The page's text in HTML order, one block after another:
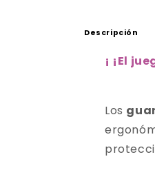
Descripción
¡ ¡El
Los